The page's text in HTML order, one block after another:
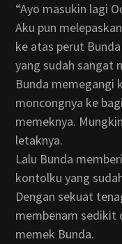
“Ayo masukin lagi
Aku pun melepaskan celana pendekku, lalu merayap
ke atas perut
yang sudah sangat
Bunda memegangi kontolku, lalu mencolek-colekkan
moncongnya ke
memeknya.
letaknya.
Lalu Bunda memberi isyarat agar aku mendorong
kontolku yang
Dengan sekuat tenaga kudesakkan kontolku dan…
membenam sedikit
memek Bunda.